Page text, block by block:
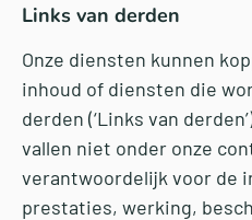
Links van derden
Onze diensten kunnen
inhoud of diensten die
derden (‘Links van
vallen niet onder onze
verantwoordelijk voor de
prestaties, werking,